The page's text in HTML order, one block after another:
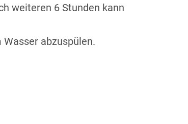
weiteren 6 Stunden kann
abzuspülen.